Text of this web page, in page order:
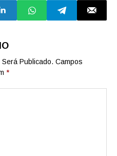
e sabonete líquido
para idosos
Publicado. Campos
*